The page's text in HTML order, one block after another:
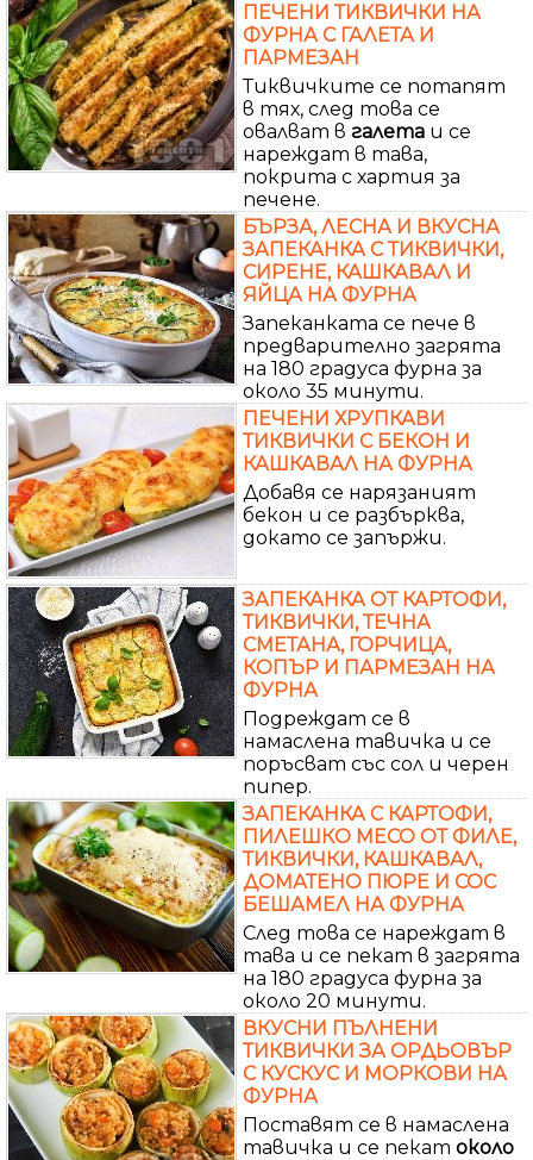
ПЕЧЕНИ ТИКВИЧКИ НА
ФУРНА С ГАЛЕТА И
ПАРМЕЗАН
Тиквичките се потапят
в тях, след това се
овалват в галета и се
нареждат в тава,
покрита с хартия за
печене.
БЪРЗА, ЛЕСНА И ВКУСНА
ЗАПЕКАНКА С ТИКВИЧКИ,
СИРЕНЕ, КАШКАВАЛ И
ЯЙЦА НА ФУРНА
Запеканката се пече в
предварително загрята
на 180 градуса фурна за
около 35 минути.
ПЕЧЕНИ ХРУПКАВИ
ТИКВИЧКИ С БЕКОН И
КАШКАВАЛ НА ФУРНА
Добавя се нарязаният
бекон и се разбърква,
докато се запържи.
ЗАПЕКАНКА ОТ КАРТОФИ,
ТИКВИЧКИ, ТЕЧНА
СМЕТАНА, ГОРЧИЦА,
КОПЪР И ПАРМЕЗАН НА
ФУРНА
Подреждат се в
намаслена тавичка и се
поръсват със сол и черен
пипер.
ЗАПЕКАНКА С КАРТОФИ,
ПИЛЕШКО МЕСО ОТ ФИЛЕ,
ТИКВИЧКИ, КАШКАВАЛ,
ДОМАТЕНО ПЮРЕ И СОС
БЕШАМЕЛ НА ФУРНА
След това се нареждат в
тава и се пекат в загрята
на 180 градуса фурна за
около 20 минути.
ВКУСНИ ПЪЛНЕНИ
ТИКВИЧКИ ЗА ОРДЬОВЪР
С КУСКУС И МОРКОВИ НА
ФУРНА
Поставят се в намаслена
тавичка и се пекат около